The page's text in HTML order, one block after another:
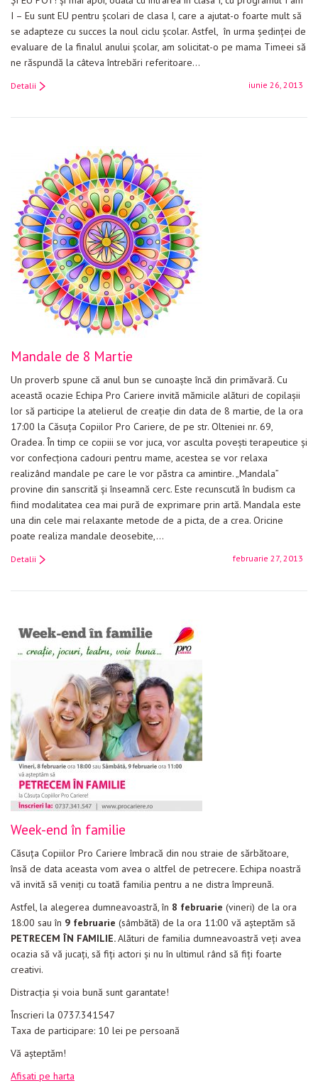
I – Eu sunt EU pentru şcolari de clasa I, care a ajutat-o foarte mult să
se adapteze cu succes la noul ciclu şcolar. Astfel, în urma şedinţei de
evaluare de la finalul anului şcolar, am solicitat-o pe mama Timeei să
ne răspundă la câteva întrebări referitoare…
iunie 26, 2013
Detalii
Mandale de 8 Martie
Un proverb spune că anul bun se cunoaşte încă din primăvară. Cu
această ocazie Echipa Pro Cariere invită mămicile alături de copilaşii
lor să participe la atelierul de creaţie din data de 8 martie, de la ora
17:00 la Căsuţa Copiilor Pro Cariere, de pe str. Olteniei nr. 69,
Oradea. În timp ce copiii se vor juca, vor asculta poveşti terapeutice şi
vor confecţiona cadouri pentru mame, acestea se vor relaxa
realizând mandale pe care le vor păstra ca amintire. „Mandala”
provine din sanscrită şi înseamnă cerc. Este recunscută în budism ca
fiind modalitatea cea mai pură de exprimare prin artă. Mandala este
una din cele mai relaxante metode de a picta, de a crea. Oricine
poate realiza mandale deosebite,…
februarie 27, 2013
Detalii
Week-end în familie
Căsuţa Copiilor Pro Cariere îmbracă din nou straie de sărbătoare,
însă de data aceasta vom avea o altfel de petrecere. Echipa noastră
vă invită să veniți cu toată familia pentru a ne distra împreună.
Astfel, la alegerea dumneavoastră, în 8 februarie (vineri) de la ora
18:00 sau în 9 februarie (sâmbătă) de la ora 11:00 vă aşteptăm să
PETRECEM ÎN FAMILIE.Alături de familia dumneavoastră veţi avea
ocazia să vă jucaţi, să fiţi actori şi nu în ultimul rând să fiţi foarte
creativi.
Distracţia şi voia bună sunt garantate!
Înscrieri la 0737.341547
Taxa de participare: 10 lei pe persoană
Vă aşteptăm!
Afisati pe harta